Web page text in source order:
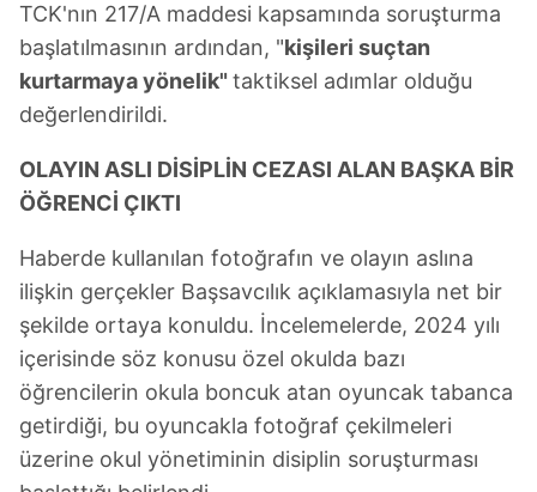
TCK'nın 217/A maddesi kapsamında soruşturma
başlatılmasının ardından, "kişileri suçtan
kurtarmaya yönelik"taktiksel adımlar olduğu
değerlendirildi.
OLAYIN ASLI DİSİPLİN CEZASI ALAN BAŞKA BİR
ÖĞRENCİ ÇIKTI
Haberde kullanılan fotoğrafın ve olayın aslına
ilişkin gerçekler Başsavcılık açıklamasıyla net bir
şekilde ortaya konuldu. İncelemelerde, 2024 yılı
içerisinde söz konusu özel okulda bazı
öğrencilerin okula boncuk atan oyuncak tabanca
getirdiği, bu oyuncakla fotoğraf çekilmeleri
üzerine okul yönetiminin disiplin soruşturması